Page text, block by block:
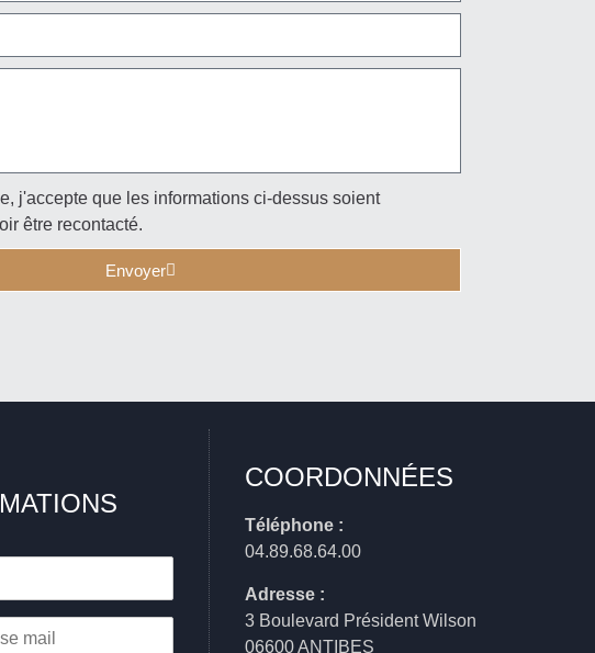
j'accepte que les informations ci-dessus soient
être recontacté.
Envoyer
COORDONNÉES
Téléphone :
04.89.68.64.00
Adresse :
3 Boulevard Président Wilson
06600 ANTIBES